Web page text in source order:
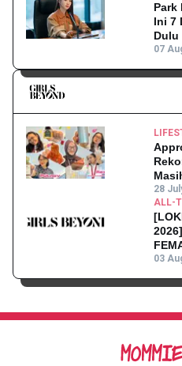
Park
Ini 7
Dulu
07
28
ALL-
03